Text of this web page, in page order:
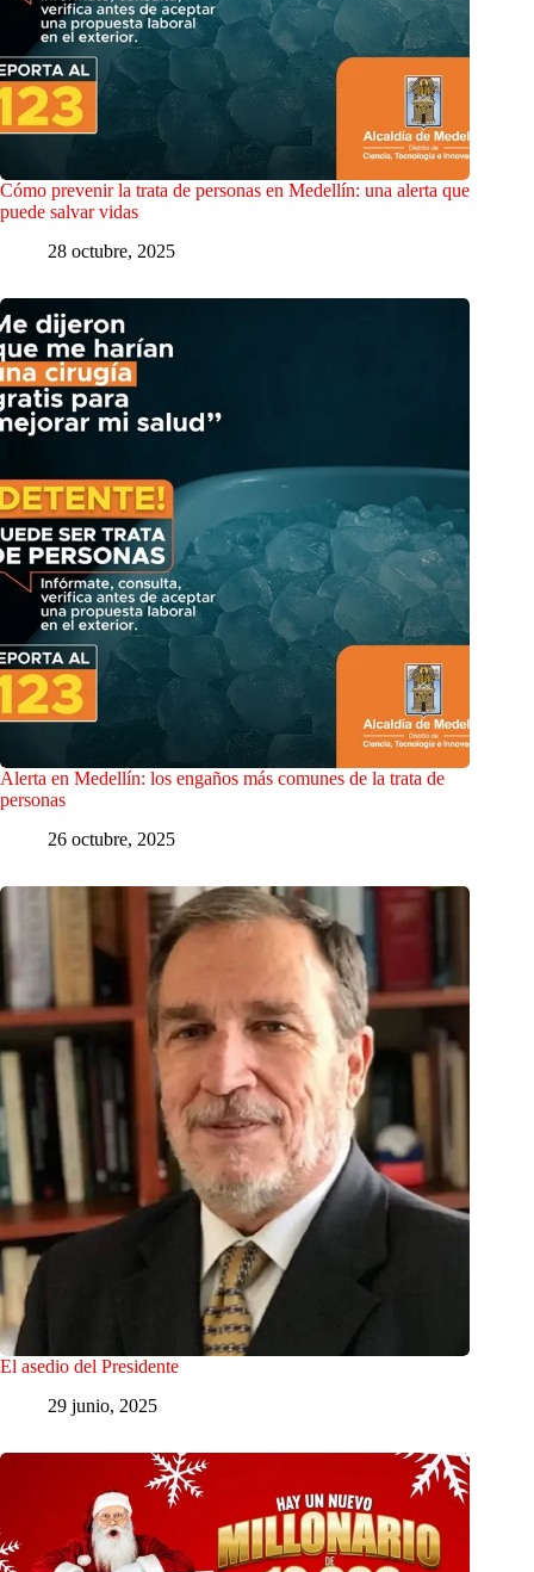
Cómo prevenir la trata de personas en Medellín: una alerta que
puede salvar vidas
28 octubre, 2025
Alerta en Medellín: los engaños más comunes de la trata de
personas
26 octubre, 2025
El asedio del Presidente
29 junio, 2025